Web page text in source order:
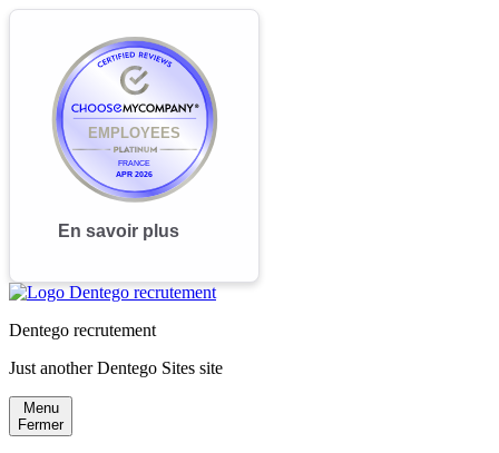
Dentego recrutement
Just another Dentego Sites site
Menu
Fermer